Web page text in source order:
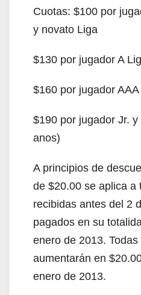
Cuotas: $100 por
y novato Liga
$130 por jugador A
$160 por jugador
$190 por jugador Jr.
anos)
A principios de
de $20.00 se aplica a
recibidas antes del 2
pagados en su
enero de 2013.
aumentarán en
enero de 2013.